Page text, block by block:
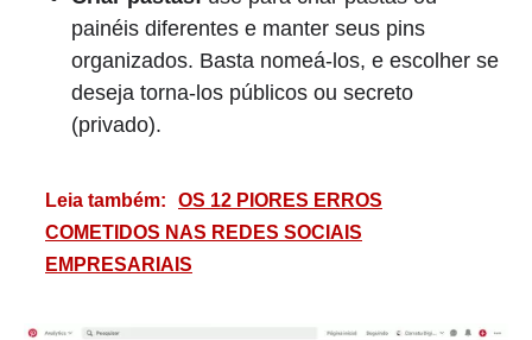
painéis diferentes e manter seus pins
organizados. Basta nomeá-los, e escolher se
deseja torna-los públicos ou secreto
(privado).
Leia também:
OS 12 PIORES ERROS
COMETIDOS NAS REDES SOCIAIS
EMPRESARIAIS